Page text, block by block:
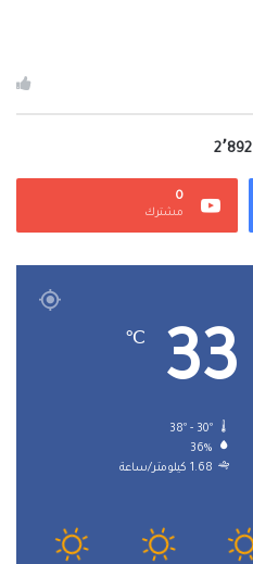
2٬892
0
مشترك
33
℃
38º - 30º
36%
1.68 كيلومتر/ساعة